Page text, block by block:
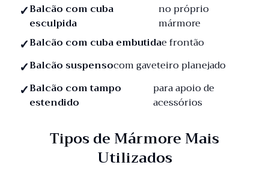
Balcão com cuba
esculpida
no próprio
mármore
Balcão com cuba embutidae frontão
Balcão suspensocom gaveteiro planejado
Balcão com tampo
estendido
para apoio de
acessórios
Tipos de Mármore Mais
Utilizados